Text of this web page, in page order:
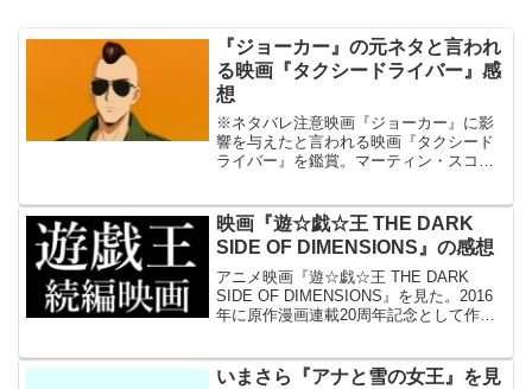
『ジョーカー』の元ネタと言われ
る映画『タクシードライバー』感
想
※ネタバレ注意映画『ジョーカー』に影
響を与えたと言われる映画『タクシード
ライバー』を鑑賞。マーティン・スコセ
ーンがありました。でも類似点は思って
いたほど多くはなかっ...
映画『遊☆戯☆王 THE DARK
SIDE OF DIMENSIONS』の感想
アニメ映画『遊☆戯☆王 THE DARK
SIDE OF DIMENSIONS』を見た。2016
年に原作漫画連載20周年記念として作ら
ルモンスターズの方）を全話視聴し...
いまさら『アナと雪の女王』を見